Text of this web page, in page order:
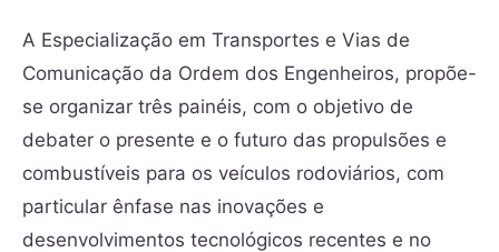
A Especialização em Transportes e Vias de
Comunicação da Ordem dos Engenheiros, propõe-
se organizar três painéis, com o objetivo de
debater o presente e o futuro das propulsões e
combustíveis para os veículos rodoviários, com
particular ênfase nas inovações e
desenvolvimentos tecnológicos recentes e no